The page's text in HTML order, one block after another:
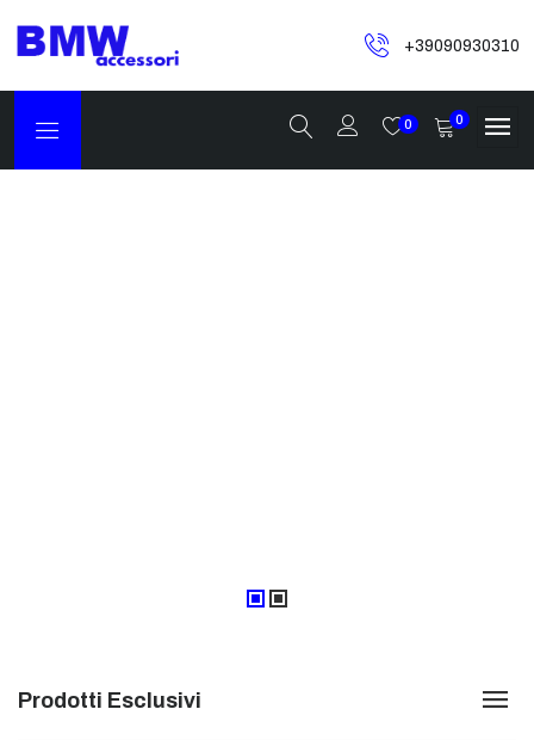
+39090930310
0 0
Prodotti Esclusivi